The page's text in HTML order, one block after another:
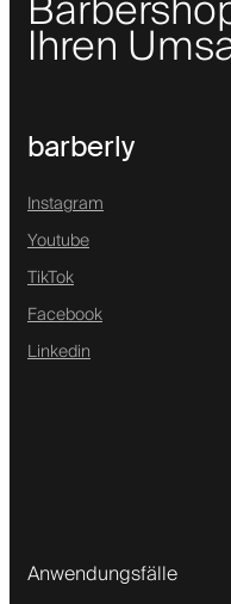
Ihren
barberly
Instagram
Youtube
TikTok
Facebook
Linkedin
Anwendungsfälle